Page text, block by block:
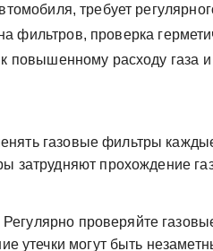
требует
фильтров, проверка
к повышенному расходу газа
газовые фильтры
затрудняют прохождение
Регулярно проверяйте
утечки могут быть